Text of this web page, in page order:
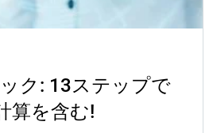
ク: 13ステップで
算を含む!